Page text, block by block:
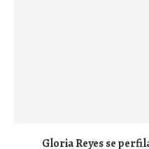
Gloria Reyes se